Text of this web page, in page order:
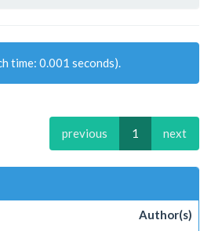
time: 0.001 seconds).
previous 1 next
Author(s)